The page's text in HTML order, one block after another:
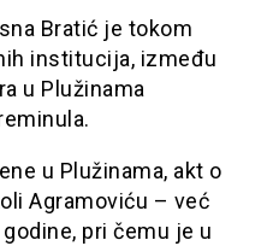
Bratić je tokom
institucija, između
u Plužinama
u Plužinama, akt o
Agramoviću – već
pri čemu je u